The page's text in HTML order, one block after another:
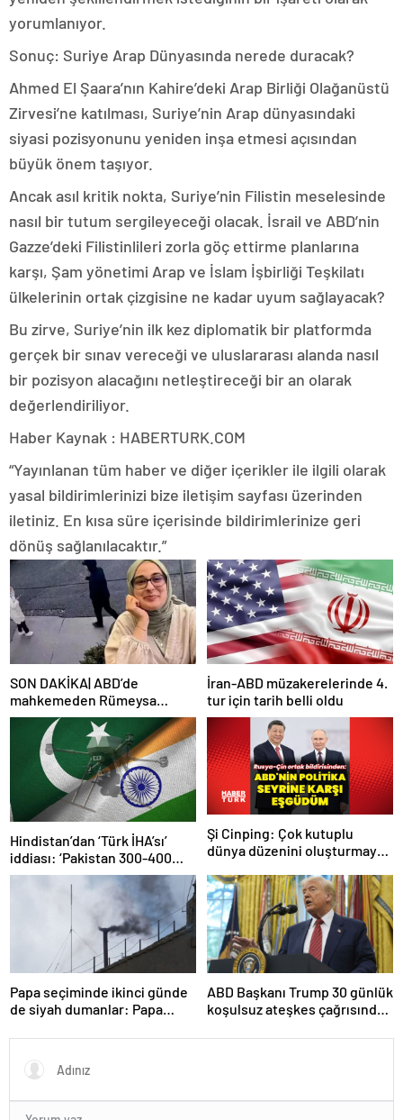
yorumlanıyor.
Sonuç: Suriye Arap Dünyasında nerede duracak?
Ahmed El Şaara’nın Kahire’deki Arap Birliği Olağanüstü
Zirvesi’ne katılması, Suriye’nin Arap dünyasındaki
siyasi pozisyonunu yeniden inşa etmesi açısından
büyük önem taşıyor.
Ancak asıl kritik nokta, Suriye’nin Filistin meselesinde
nasıl bir tutum sergileyeceği olacak. İsrail ve ABD’nin
Gazze’deki Filistinlileri zorla göç ettirme planlarına
karşı, Şam yönetimi Arap ve İslam İşbirliği Teşkilatı
ülkelerinin ortak çizgisine ne kadar uyum sağlayacak?
Bu zirve, Suriye’nin ilk kez diplomatik bir platformda
gerçek bir sınav vereceği ve uluslararası alanda nasıl
bir pozisyon alacağını netleştireceği bir an olarak
değerlendiriliyor.
Haber Kaynak : HABERTURK.COM
“Yayınlanan tüm haber ve diğer içerikler ile ilgili olarak
yasal bildirimlerinizi bize iletişim sayfası üzerinden
iletiniz. En kısa süre içerisinde bildirimlerinize geri
dönüş sağlanılacaktır.”
SON DAKİKA| ABD’de
mahkemeden Rümeysa
Öztürk kararı: Serbest
bırakıldı!
İran-ABD müzakerelerinde 4.
tur için tarih belli oldu
Hindistan’dan ‘Türk İHA’sı’
iddiası: ‘Pakistan 300-400
tanesi ile 36 noktaya sızdı’
Şi Cinping: Çok kutuplu
dünya düzenini oluşturmaya
Papa seçiminde ikinci günde
de siyah dumanlar: Papa
ABD Başkanı Trump 30 günlük
koşulsuz ateşkes çağrısında